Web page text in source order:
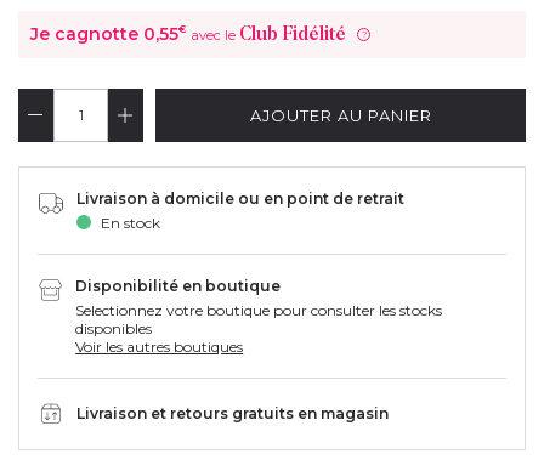
Je cagnotte 0,55€ avec le Club Fidélité ?
AJOUTER AU PANIER
Livraison à domicile ou en point de retrait
En stock
Disponibilité en boutique
Selectionnez votre boutique pour consulter les stocks
disponibles
Voir les autres boutiques
Livraison et retours gratuits en magasin